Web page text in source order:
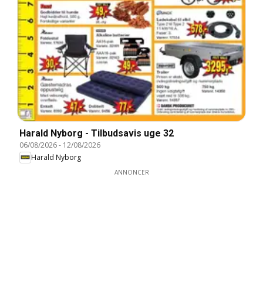
Harald Nyborg - Tilbudsavis uge 32
06/08/2026- 12/08/2026
Harald Nyborg
ANNONCER